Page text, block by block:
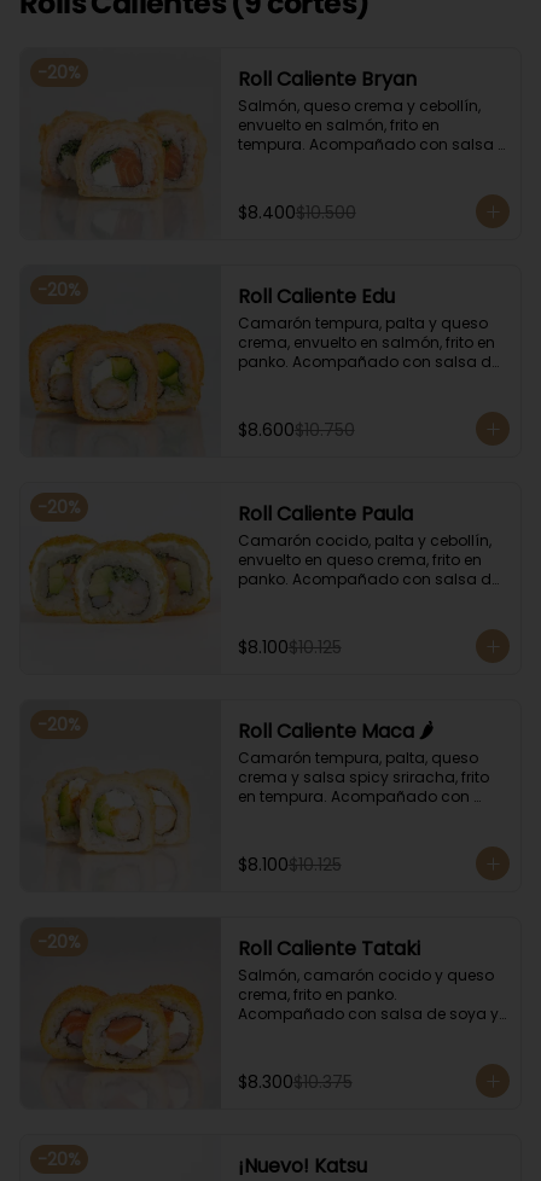
-20% Roll Caliente Bryan
Salmón, queso crema y cebollín,
envuelto en salmón, frito en
tempura. Acompañado con salsa
$8.400$10.500
-20% Roll Caliente Edu
Camarón tempura, palta y queso
crema, envuelto en salmón, frito en
panko. Acompañado con salsa de
$8.600$10.750
-20% Roll Caliente Paula
Camarón cocido, palta y cebollín,
envuelto en queso crema, frito en
panko. Acompañado con salsa de
$8.100$10.125
-20% Roll Caliente Maca 🌶️
Camarón tempura, palta, queso
crema y salsa spicy sriracha, frito
en tempura. Acompañado con
$8.100$10.125
-20% Roll Caliente Tataki
Salmón, camarón cocido y queso
crema, frito en panko.
Acompañado con salsa de soya y
$8.300$10.375
-20% ¡Nuevo! Katsu